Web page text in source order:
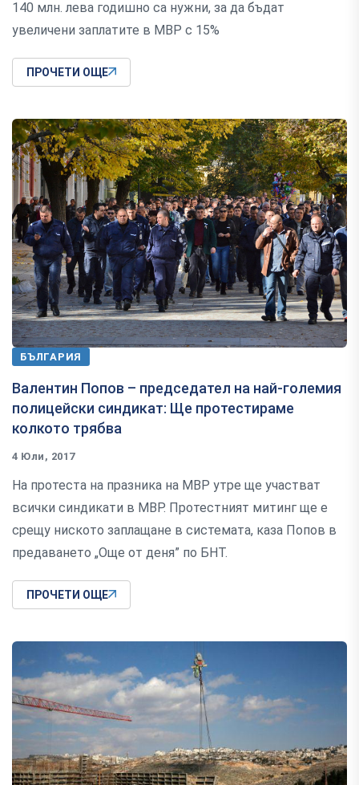
140 млн. лева годишно са нужни, за да бъдат
увеличени заплатите в МВР с 15%
ПРОЧЕТИ ОЩЕ
БЪЛГАРИЯ
Валентин Попов – председател на най-големия
полицейски синдикат: Ще протестираме
колкото трябва
4 Юли, 2017
На протеста на празника на МВР утре ще участват
всички синдикати в МВР. Протестният митинг ще е
срещу ниското заплащане в системата, каза Попов в
предаването „Още от деня” по БНТ.
ПРОЧЕТИ ОЩЕ